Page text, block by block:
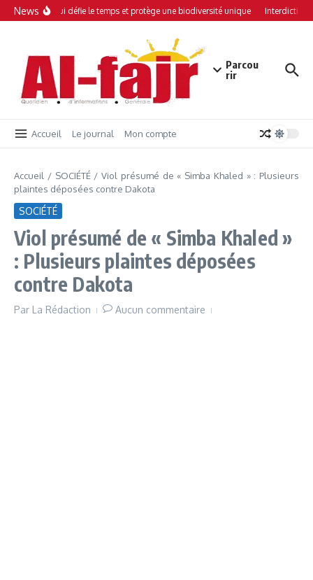
Aller au contenu
News
mangrove qui défie le temps et protège une biodiversité unique Interdiction
Parcou
rir
Accueil Le journal Mon compte
Accueil / SOCIÉTÉ/ Viol présumé de « Simba Khaled » : Plusieurs
plaintes déposées contre Dakota
SOCIÉTÉ
Viol présumé de « Simba Khaled »
: Plusieurs plaintes déposées
contre Dakota
Par La Rédaction Aucun commentaire